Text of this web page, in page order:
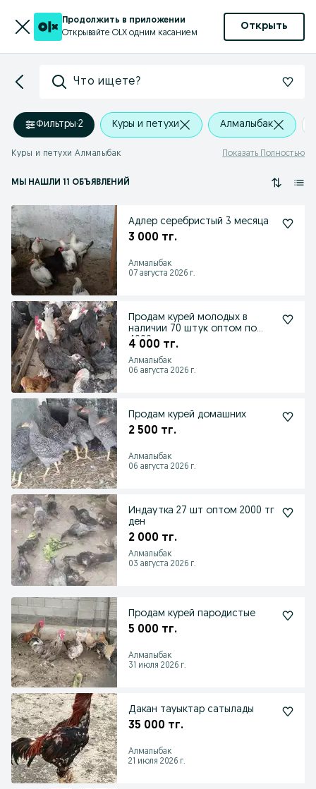
Продолжить в приложении
Открывайте OLX одним касанием
Открыть
Что ищете?
Фильтры·2 Куры и петухи Алмалыбак
Куры и петухи Алмалыбак Показать Полностью
МЫ НАШЛИ 11 ОБЪЯВЛЕНИЙ
Адлер серебристый 3 месяца
3 000 тг.
Алмалыбак
07 августа 2026 г.
Продам курей молодых в
наличии 70 штук оптом по
4000 тысячи
4 000 тг.
Алмалыбак
06 августа 2026 г.
Продам курей домашних
2 500 тг.
Алмалыбак
06 августа 2026 г.
Индаутка 27 шт оптом 2000 тг
ден
2 000 тг.
Алмалыбак
03 августа 2026 г.
Продам курей пародистые
5 000 тг.
Алмалыбак
31 июля 2026 г.
Дакан тауыктар сатылады
35 000 тг.
Алмалыбак
21 июля 2026 г.